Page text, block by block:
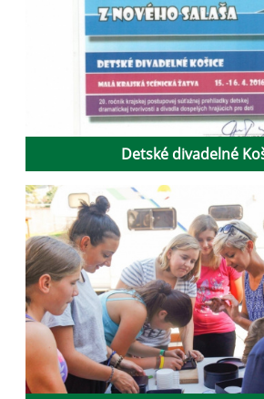
Detské divadelné